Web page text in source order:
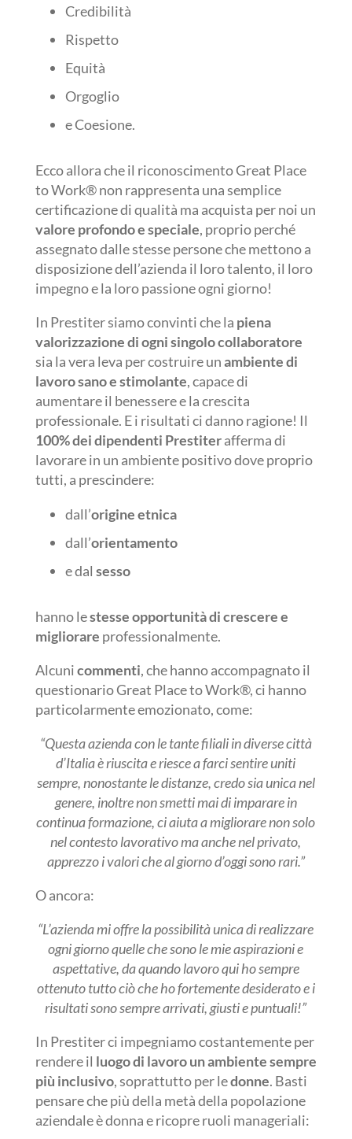
Credibilità
Rispetto
Equità
Orgoglio
e Coesione.
Ecco allora che il riconoscimento Great Place
to Work® non rappresenta una semplice
certificazione di qualità ma acquista per noi un
valore profondo e speciale, proprio perché
assegnato dalle stesse persone che mettono a
disposizione dell’azienda il loro talento, il loro
impegno e la loro passione ogni giorno!
In Prestiter siamo convinti che la piena
valorizzazione di ogni singolo collaboratore
sia la vera leva per costruire unambiente di
lavoro sano e stimolante, capace di
aumentare il benessere e la crescita
professionale. E i risultati ci danno ragione! Il
100% dei dipendenti Prestiterafferma di
lavorare in un ambiente positivo dove proprio
tutti, a prescindere:
dall’origine etnica
dall’orientamento
e dal sesso
hanno lestesse opportunità di crescere e
migliorare professionalmente.
Alcunicommenti, che hanno accompagnato il
questionario Great Place to Work®, ci hanno
particolarmente emozionato, come:
“Questa azienda con le tante filiali in diverse città
d’Italia è riuscita e riesce a farci sentire uniti
sempre, nonostante le distanze, credo sia unica nel
genere, inoltre non smetti mai di imparare in
continua formazione, ci aiuta a migliorare non solo
nel contesto lavorativo ma anche nel privato,
apprezzo i valori che al giorno d’oggi sono rari.”
O ancora:
“L’azienda mi offre la possibilità unica di realizzare
ogni giorno quelle che sono le mie aspirazioni e
aspettative, da quando lavoro qui ho sempre
ottenuto tutto ciò che ho fortemente desiderato e i
risultati sono sempre arrivati, giusti e puntuali!”
In Prestiter ci impegniamo costantemente per
rendere il luogo di lavoro un ambiente sempre
più inclusivo, soprattutto per ledonne. Basti
pensare che più della metà della popolazione
aziendale è donna e ricopre ruoli manageriali: